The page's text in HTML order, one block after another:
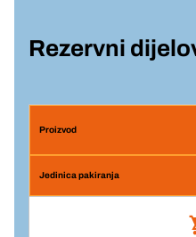
Rezervni